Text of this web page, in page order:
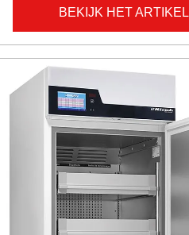
BEKIJK HET ARTIKEL